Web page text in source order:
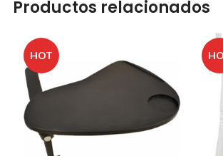
Productos relacionados
HOT